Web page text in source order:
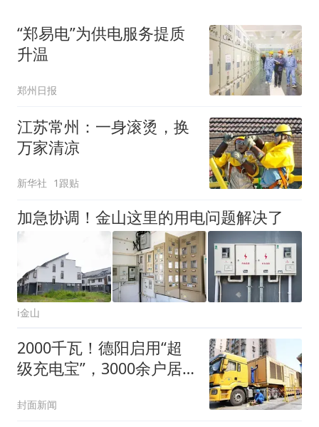
“郑易电”为供电服务提质
升温
郑州日报
江苏常州：一身滚烫，换
万家清凉
新华社 1跟贴
加急协调！金山这里的用电问题解决了
i金山
2000千瓦！德阳启用“超
级充电宝”，3000余户居
封面新闻